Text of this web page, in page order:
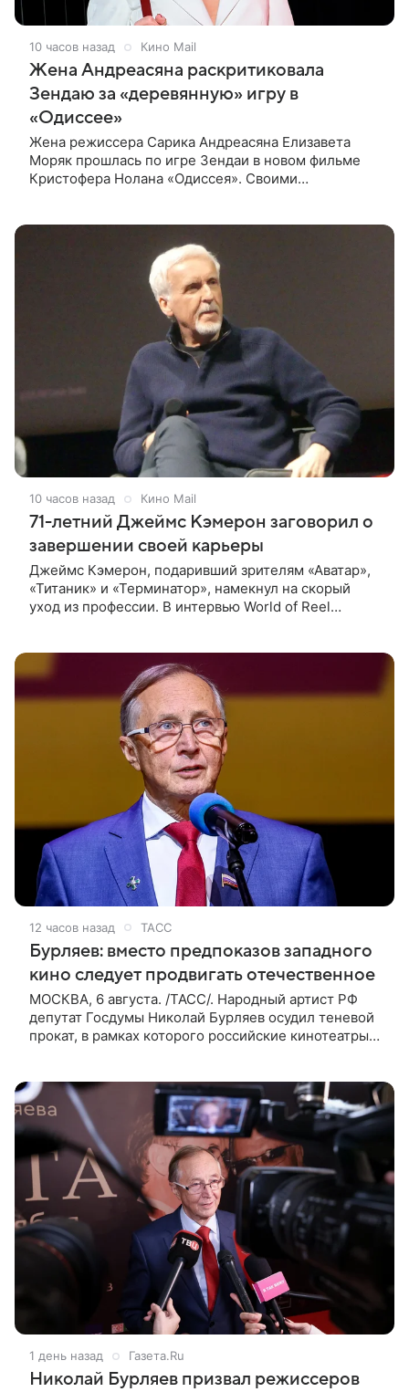
10 часов назад Кино Mail
Жена Андреасяна раскритиковала
Зендаю за «деревянную» игру в
«Одиссее»
Жена режиссера Сарика Андреасяна Елизавета
Моряк прошлась по игре Зендаи в новом фильме
Кристофера Нолана «Одиссея». Своими
10 часов назад Кино Mail
71-летний Джеймс Кэмерон заговорил о
завершении своей карьеры
Джеймс Кэмерон, подаривший зрителям «Аватар»,
«Титаник» и «Терминатор», намекнул на скорый
уход из профессии. В интервью World of Reel
12 часов назад ТАСС
Бурляев: вместо предпоказов западного
кино следует продвигать отечественное
МОСКВА, 6 августа. /ТАСС/. Народный артист РФ
депутат Госдумы Николай Бурляев осудил теневой
прокат, в рамках которого российские кинотеатры
1 день назад Газета.Ru
Николай Бурляев призвал режиссеров